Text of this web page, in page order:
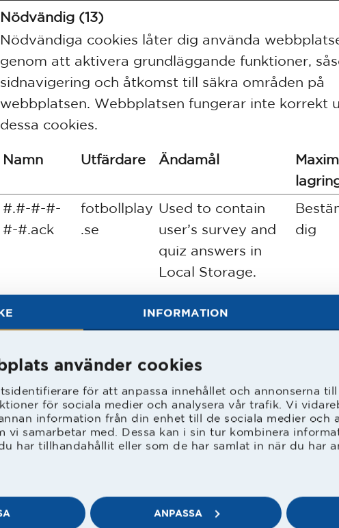
INFORMATION
använder cookies
för att anpassa innehållet och annonserna till
för sociala medier och analysera vår trafik. Vi
information från din enhet till de sociala medier och
vi samarbetar med. Dessa kan i sin tur kombinera
har tillhandahållit eller som de har samlat in när du har
ANPASSA
Nödvändig (13)
Nödvändiga cookies låter dig använda
genom att aktivera grundläggande funktioner,
sidnavigering och åtkomst till säkra områden på
webbplatsen. Webbplatsen fungerar inte korrekt
dessa cookies.
Namn Utfärdare Ändamål
#.#-#-#-
#-#.ack
fotbollplay
.se
Used to contain
user’s survey and
quiz answers in
Local Storage.
dig
#-
#.inProgre
ss
.se
user’s survey and
quiz answers in
Local Storage.
#-#.queue .se
user’s survey and
quiz answers in
dig